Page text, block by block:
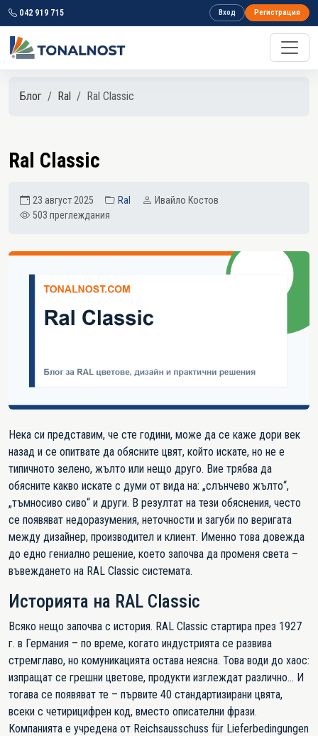
042 919 715 Вход Регистрация
Блог Ral Ral Classic
Ral Classic
23 август 2025 Ral
Ивайло Костов
503 преглеждания
Нека си представим, че сте години, може да се каже дори век
назад и се опитвате да обясните цвят, който искате, но не е
типичното зелено, жълто или нещо друго. Вие трябва да
обясните какво искате с думи от вида на: „слънчево жълто“,
„тъмносиво сиво“ и други. В резултат на тези обяснения, често
се появяват недоразумения, неточности и загуби по веригата
между дизайнер, производител и клиент. Именно това довежда
до едно гениално решение, което започва да променя света –
въвеждането на RAL Classic системата.
Историята на RAL Classic
Всяко нещо започва с история. RAL Classic стартира през 1927
г. в Германия – по време, когато индустрията се развива
стремглаво, но комуникацията остава неясна. Това води до хаос:
изпращат се грешни цветове, продукти изглеждат различно... И
тогава се появяват те – първите 40 стандартизирани цвята,
всеки с четирицифрен код, вместо описателни фрази.
Компанията е учредена от Reichsausschuss für Lieferbedingungen